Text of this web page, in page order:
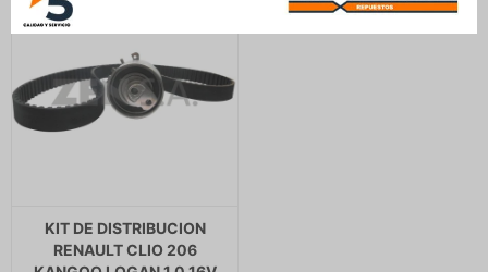
KIT DE DISTRIBUCION
RENAULT CLIO 206